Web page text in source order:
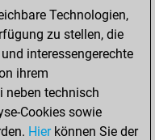
Fritz
Technologien,
zu stellen, die
interessengerechte
ihrem
neben technisch
Cookies sowie
Hierkönnen Sie der